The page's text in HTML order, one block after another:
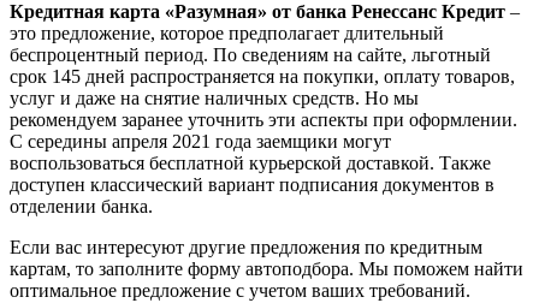
Кредитная карта «Разумная» от банка Ренессанс Кредит –
это предложение, которое предполагает длительный
беспроцентный период. По сведениям на сайте, льготный
срок 145 дней распространяется на покупки, оплату товаров,
услуг и даже на снятие наличных средств. Но мы
рекомендуем заранее уточнить эти аспекты при оформлении.
С середины апреля 2021 года заемщики могут
воспользоваться бесплатной курьерской доставкой. Также
доступен классический вариант подписания документов в
отделении банка.
Если вас интересуют другие предложения по кредитным
картам, то заполните форму автоподбора. Мы поможем найти
оптимальное предложение с учетом ваших требований.